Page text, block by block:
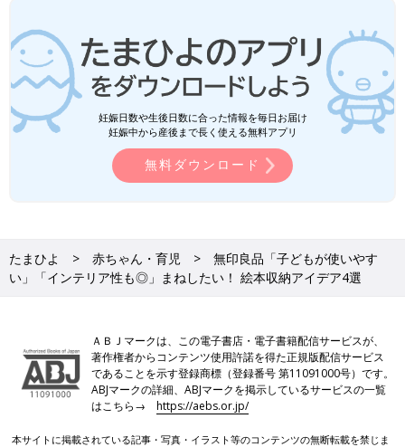
妊娠日数や生後日数に合った情報を毎日お届け
妊娠中から産後まで長く使える無料アプリ
無料ダウンロード
たまひよ 赤ちゃん・育児
無印良品「子どもが使いやす
い」「インテリア性も◎」まねしたい！ 絵本収納アイデア4選
ＡＢＪマークは、この電子書店・電子書籍配信サービスが、
著作権者からコンテンツ使用許諾を得た正規版配信サービス
であることを示す登録商標（登録番号 第11091000号）です。
ABJマークの詳細、ABJマークを掲示しているサービスの一覧
はこちら→https://aebs.or.jp/
本サイトに掲載されている記事・写真・イラスト等のコンテンツの無断転載を禁じま